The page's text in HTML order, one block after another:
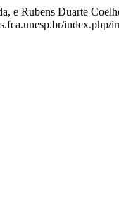
e Rubens Duarte
index.php/